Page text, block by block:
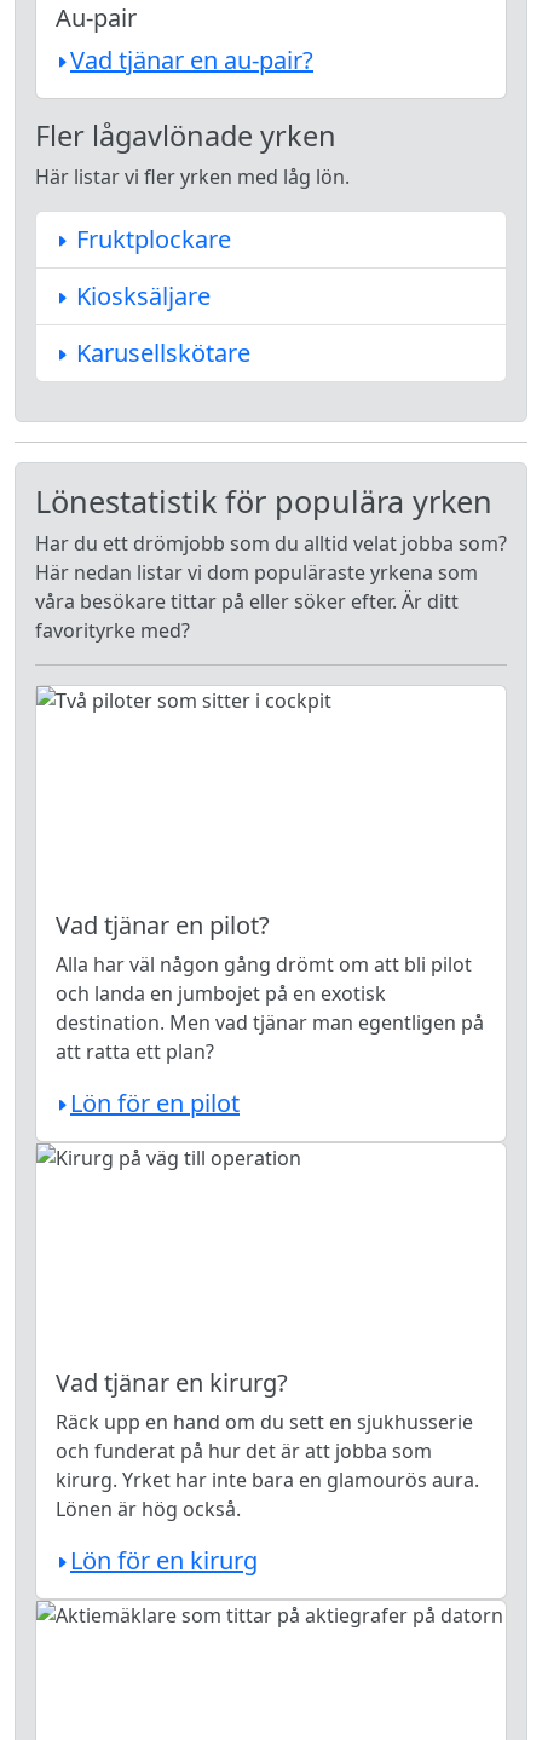
Au-pair
Vad tjänar en au-pair?
Fler lågavlönade yrken
Här listar vi fler yrken med låg lön.
Fruktplockare
Kiosksäljare
Karusellskötare
Lönestatistik för populära yrken
Har du ett drömjobb som du alltid velat jobba som?
Här nedan listar vi dom populäraste yrkena som
våra besökare tittar på eller söker efter. Är ditt
favorityrke med?
Vad tjänar en pilot?
Alla har väl någon gång drömt om att bli pilot
och landa en jumbojet på en exotisk
destination. Men vad tjänar man egentligen på
att ratta ett plan?
Lön för en pilot
Vad tjänar en kirurg?
Räck upp en hand om du sett en sjukhusserie
och funderat på hur det är att jobba som
kirurg. Yrket har inte bara en glamourös aura.
Lönen är hög också.
Lön för en kirurg